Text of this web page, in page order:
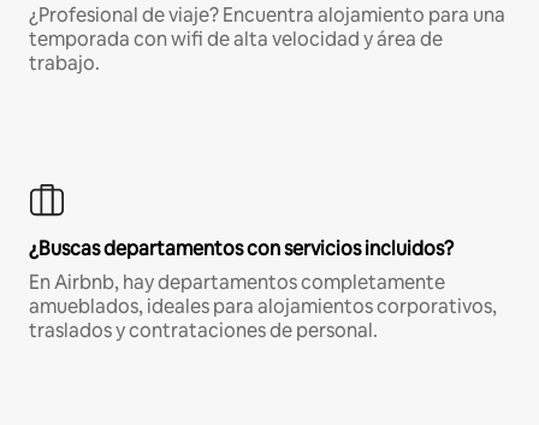
¿Profesional de viaje? Encuentra alojamiento para una
temporada con wifi de alta velocidad y área de
trabajo.
¿Buscas departamentos con servicios incluidos?
En Airbnb, hay departamentos completamente
amueblados, ideales para alojamientos corporativos,
traslados y contrataciones de personal.